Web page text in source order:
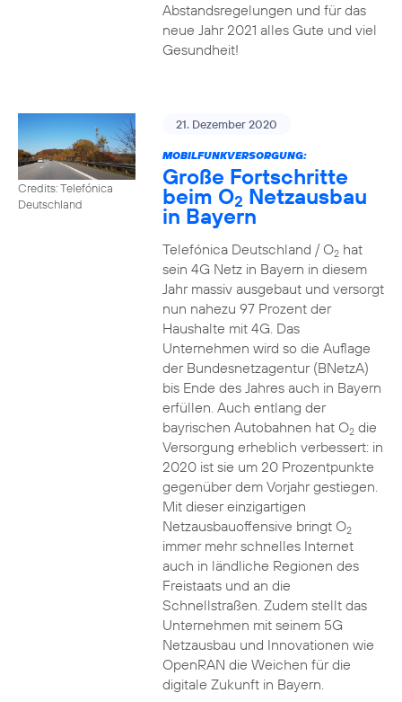
Abstandsregelungen und für das
neue Jahr 2021 alles Gute und viel
Gesundheit!
Credits: Telefónica
Deutschland
21. Dezember 2020
MOBILFUNKVERSORGUNG:
Große Fortschritte
beim O2 Netzausbau
in Bayern
Telefónica Deutschland / O2hat
sein 4G Netz in Bayern in diesem
Jahr massiv ausgebaut und versorgt
nun nahezu 97 Prozent der
Haushalte mit 4G. Das
Unternehmen wird so die Auflage
der Bundesnetzagentur (BNetzA)
bis Ende des Jahres auch in Bayern
erfüllen. Auch entlang der
bayrischen Autobahnen hat O2die
Versorgung erheblich verbessert: in
2020 ist sie um 20 Prozentpunkte
gegenüber dem Vorjahr gestiegen.
Mit dieser einzigartigen
Netzausbauoffensive bringt O2
immer mehr schnelles Internet
auch in ländliche Regionen des
Freistaats und an die
Schnellstraßen. Zudem stellt das
Unternehmen mit seinem 5G
Netzausbau und Innovationen wie
OpenRAN die Weichen für die
digitale Zukunft in Bayern.